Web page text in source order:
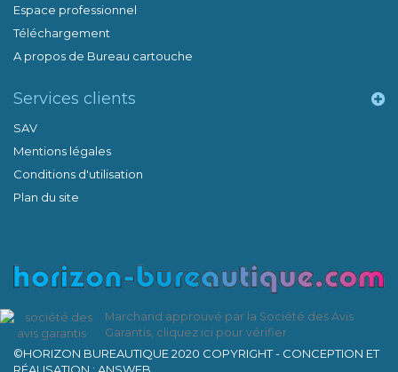
Espace professionnel
Téléchargement
A propos de Bureau cartouche
Services clients
SAV
Mentions légales
Conditions d'utilisation
Plan du site
Marchand approuvé par la Société des Avis
Garantis, cliquez ici pour vérifier
©HORIZON BUREAUTIQUE 2020 COPYRIGHT - CONCEPTION ET